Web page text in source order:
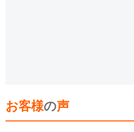
お客様の声